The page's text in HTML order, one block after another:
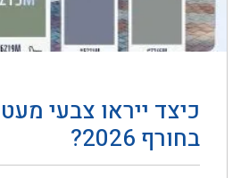
כיצד ייראו צבעי
בחורף 2026?